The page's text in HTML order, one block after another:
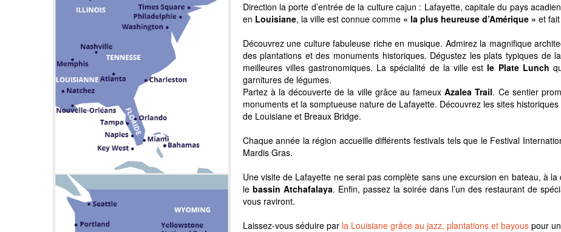
Direction la porte d’entrée de la culture cajun : Lafayette, capitale du pays
en Louisiane, la ville est connue comme « la plus heureuse d’Amérique » et
Découvrez une culture fabuleuse riche en musique. Admirez la magnifique
des plantations et des monuments historiques. Dégustez les plats typiques de
meilleures villes gastronomiques. La spécialité de la ville est le Plate Lunch
garnitures de légumes.
Partez à la découverte de la ville grâce au fameuxAzalea Trail. Ce sentier
monuments et la somptueuse nature de Lafayette. Découvrez les sites
de Louisiane et Breaux Bridge.
Chaque année la région accueille différents festivals tels que le Festival
Mardis Gras.
Une visite de Lafayette ne serai pas complète sans une excursion en bateau, à
le bassin Atchafalaya. Enfin, passez la soirée dans l’un des restaurant de
vous raviront.
Laissez-vous séduire par la Louisiane grâce au jazz, plantations et bayouspour